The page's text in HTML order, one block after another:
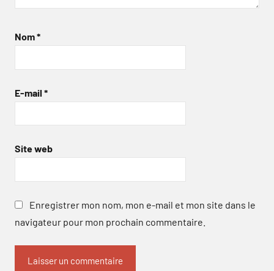
Nom*
E-mail *
Site web
Enregistrer mon nom, mon e-mail et mon site dans le
navigateur pour mon prochain commentaire.